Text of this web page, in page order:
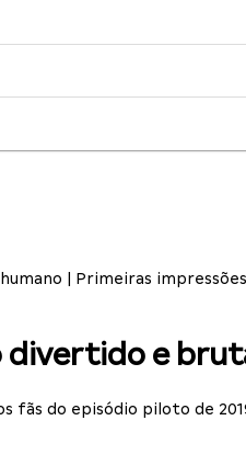
| Primeiras impressões
e
fãs do episódio piloto de